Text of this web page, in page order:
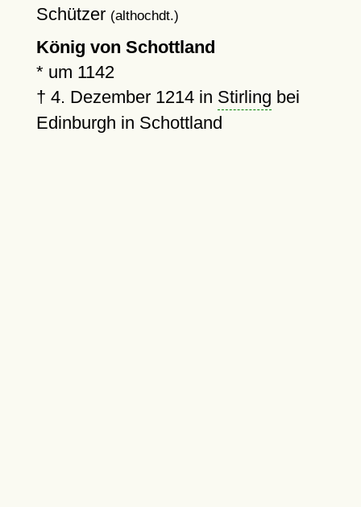
Schützer (althochdt.)
König von Schottland
* um 1142
† 4. Dezember 1214in Stirling bei
Edinburgh in Schottland